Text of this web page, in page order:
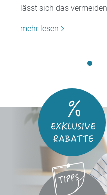
lässt sich das
mehr lesen